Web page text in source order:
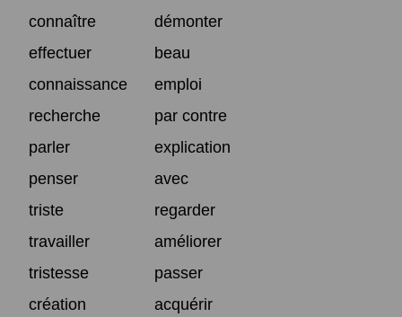
connaître
démonter
effectuer
beau
connaissance
emploi
recherche
par contre
parler
explication
penser
avec
triste
regarder
travailler
améliorer
tristesse
passer
création
acquérir